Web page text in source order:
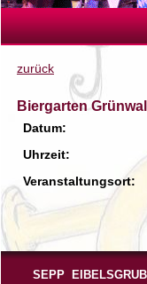
zurück
Biergarten
Datum:
Uhrzeit:
Veranstaltungsort:
SEPP